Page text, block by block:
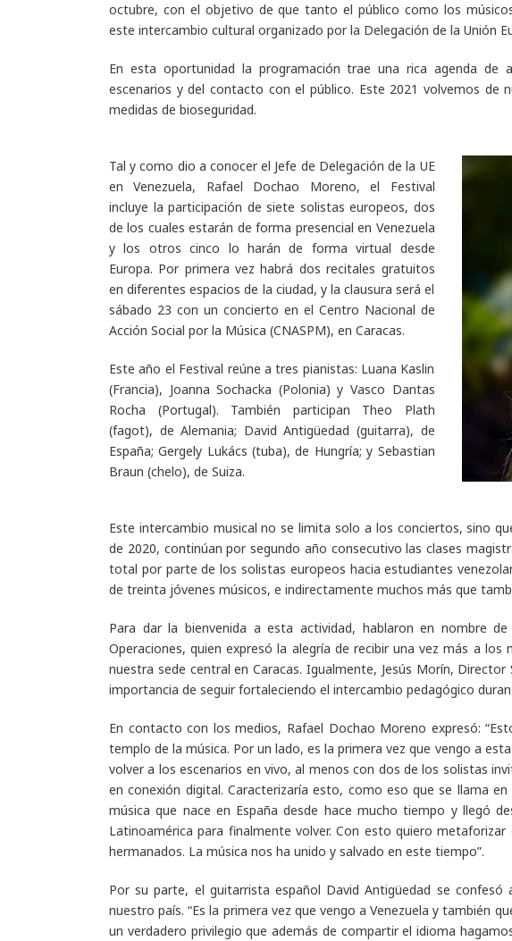
octubre, con el objetivo de que tanto el público como los
este intercambio cultural organizado por la Delegación de la Unión
En esta oportunidad la programación trae una rica agenda de
escenarios y del contacto con el público. Este 2021 volvemos de
medidas de bioseguridad.
Tal y como dio a conocer el Jefe de Delegación de la UE
en Venezuela, Rafael Dochao Moreno, el Festival
incluye la participación de siete solistas europeos, dos
de los cuales estarán de forma presencial en Venezuela
y los otros cinco lo harán de forma virtual desde
Europa. Por primera vez habrá dos recitales gratuitos
en diferentes espacios de la ciudad, y la clausura será el
sábado 23 con un concierto en el Centro Nacional de
Acción Social por la Música (CNASPM), en Caracas.
Este año el Festival reúne a tres pianistas: Luana Kaslin
(Francia), Joanna Sochacka (Polonia) y Vasco Dantas
Rocha (Portugal). También participan Theo Plath
(fagot), de Alemania; David Antigüedad (guitarra), de
España; Gergely Lukács (tuba), de Hungría; y Sebastian
Braun (chelo), de Suiza.
Este intercambio musical no se limita solo a los conciertos, sino
de 2020, continúan por segundo año consecutivo lasclases
total por parte de los solistas europeos hacia estudiantes
de treinta jóvenes músicos, e indirectamente muchos más que
Para dar la bienvenida a esta actividad, hablaron en nombre
Operaciones, quien expresó la alegría de recibir una vez más a
nuestra sede central en Caracas. Igualmente, Jesús Morín,
importancia de seguir fortaleciendo el intercambio pedagógico
En contacto con los medios, Rafael Dochao Moreno expresó:
templo de la música. Por un lado, es la primera vez que vengo a
volver a los escenarios en vivo, al menos con dos de los solistas
en conexión digital. Caracterizaría esto, como eso que se llama
música que nace en España desde hace mucho tiempo y llegó
Latinoamérica para finalmente volver. Con esto quiero
hermanados. La música nos ha unido y salvado en este tiempo”.
Por su parte, el guitarrista español David Antigüedad se
nuestro país. “Es la primera vez que vengo a Venezuela y también
un verdadero privilegio que además de compartir el idioma